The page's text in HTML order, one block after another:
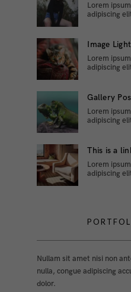
Lorem
adipiscing
Image
Lorem
adipiscing
Gallery
Lorem
adipiscing
This is a
Lorem
adipiscing
Nullam sit amet nisi non
nulla, congue adipiscing
dolor.